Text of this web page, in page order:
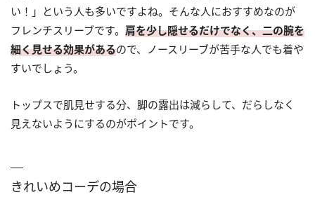
い！」という人も多いですよね。そんな人におすすめなのが
フレンチスリーブです。 肩を少し隠せるだけでなく、二の腕を
細く見せる効果があるので、ノースリーブが苦手な人でも着や
すいでしょう。
トップスで肌見せする分、脚の露出は減らして、だらしなく
見えないようにするのがポイントです。
きれいめコーデの場合